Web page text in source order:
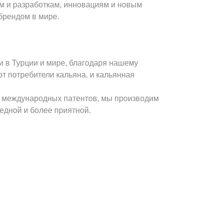
и разработкам, инновациям и новым
в мире.
в Турции и мире, благодаря нашему
потребители кальяна. и кальянная
патентов, мы производим
и более приятной.